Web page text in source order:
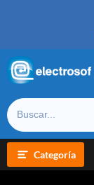
Categoría